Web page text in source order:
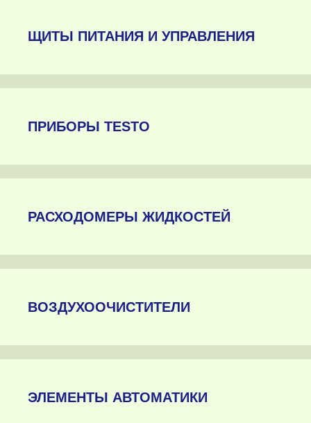
ЩИТЫ ПИТАНИЯ И УПРАВЛЕНИЯ
ПРИБОРЫ TESTO
РАСХОДОМЕРЫ ЖИДКОСТЕЙ
ВОЗДУХООЧИСТИТЕЛИ
ЭЛЕМЕНТЫ АВТОМАТИКИ